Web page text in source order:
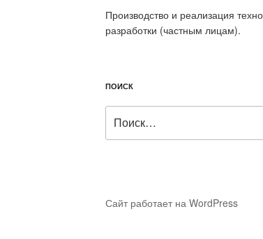
Производство и реализация
разработки (частным лицам).
ПОИСК
Сайт работает на WordPress